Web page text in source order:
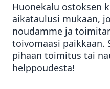
Huonekalu ostoksen
aikataulusi mukaan,
noudamme ja
toivomaasi paikkaan.
pihaan toimitus tai
helppoudesta!